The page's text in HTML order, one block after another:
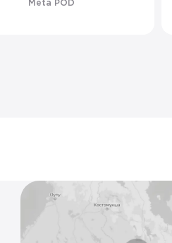
Meta POD